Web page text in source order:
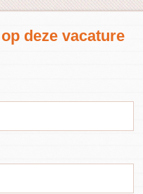
deze vacature